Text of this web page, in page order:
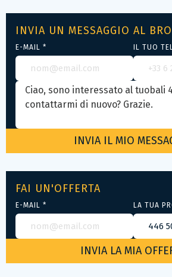
INVIA UN MESSAGGIO AL
E-MAIL * IL TUO
FAI UN'OFFERTA
E-MAIL * LA TUA